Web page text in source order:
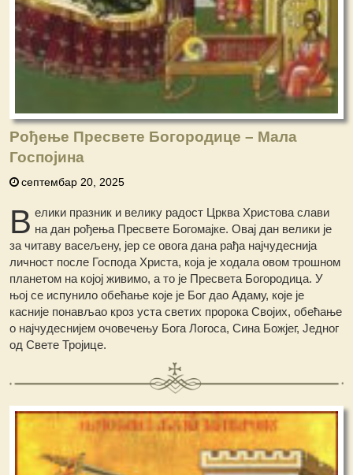
Рођење Пресвете Богородице – Мала
Госпојина
септембар 20, 2025
В елики празник и велику радост Црква Христова слави
на дан рођења Пресвете Богомајке. Овај дан велики је
за читаву васељену, јер се овога дана рађа најчудеснија
личност после Господа Христа, која је ходала овом трошном
планетом на којој живимо, а то је Пресвета Богородица. У
њој се испунило обећање које је Бог дао Адаму, које је
касније понављао кроз уста светих пророка Својих, обећање
о најчудеснијем очовечењу Бога Логоса, Сина Божјег, Једног
од Свете Тројице.